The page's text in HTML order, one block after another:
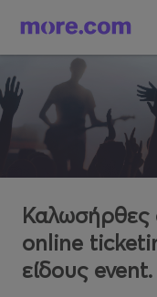
Καλωσήρθες
online
είδους event.